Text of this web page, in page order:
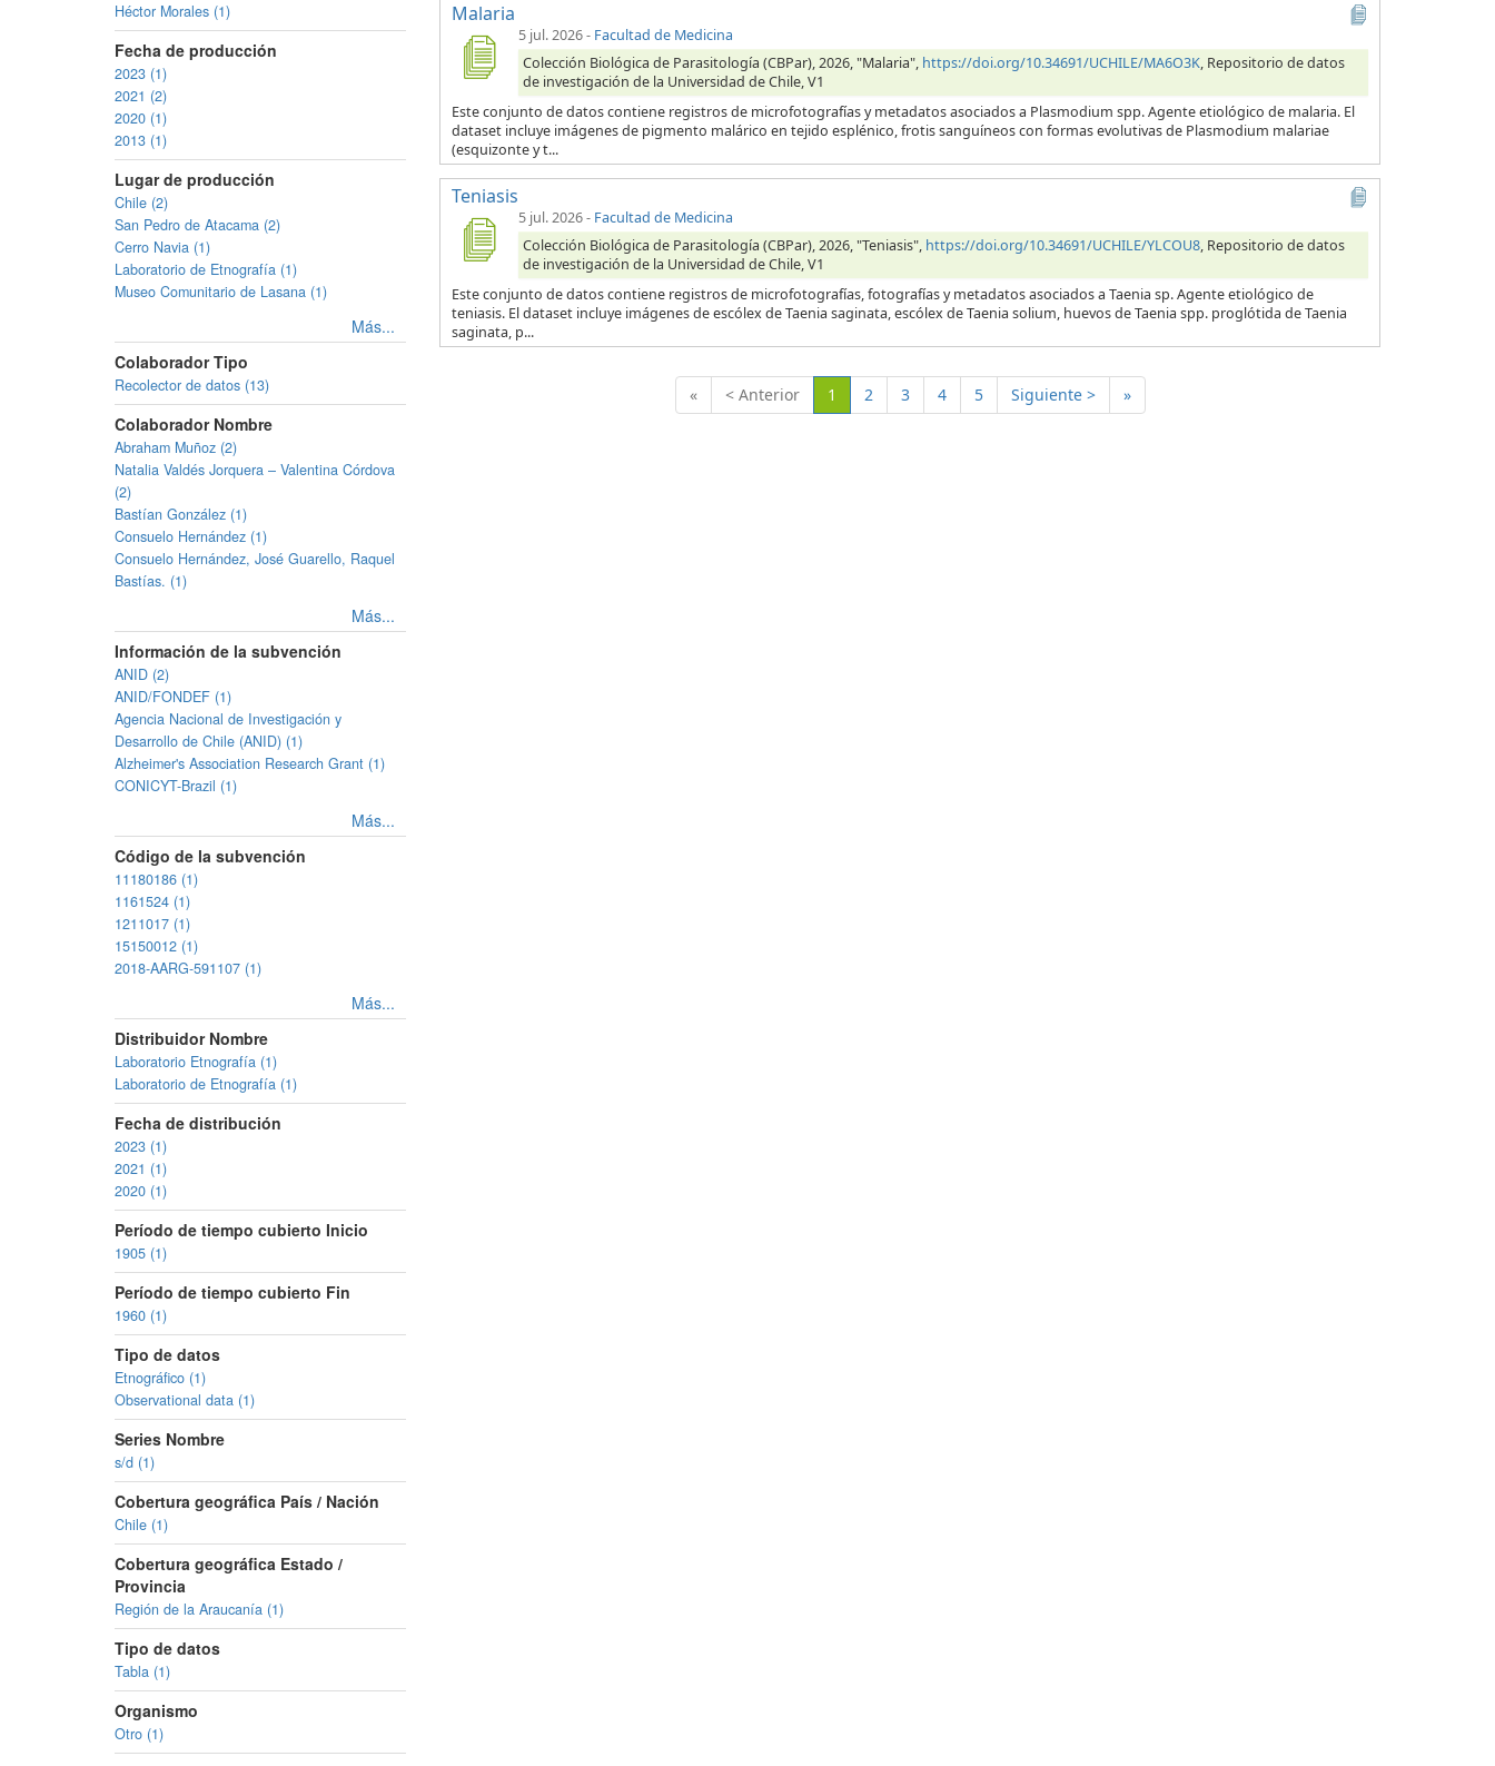
Héctor Morales (1)
Fecha de producción
2023 (1)
2021 (2)
2020 (1)
2013 (1)
Lugar de producción
Chile (2)
San Pedro de Atacama (2)
Cerro Navia (1)
Laboratorio de Etnografía (1)
Museo Comunitario de Lasana (1)
Más...
Colaborador Tipo
Recolector de datos (13)
Colaborador Nombre
Abraham Muñoz (2)
Natalia Valdés Jorquera – Valentina Córdova
(2)
Bastían González (1)
Consuelo Hernández (1)
Consuelo Hernández, José Guarello, Raquel
Bastías. (1)
Más...
Información de la subvención
ANID (2)
ANID/FONDEF (1)
Agencia Nacional de Investigación y
Desarrollo de Chile (ANID) (1)
Alzheimer's Association Research Grant (1)
CONICYT-Brazil (1)
Más...
Código de la subvención
11180186 (1)
1161524 (1)
1211017 (1)
15150012 (1)
2018-AARG-591107 (1)
Más...
Distribuidor Nombre
Laboratorio Etnografía (1)
Laboratorio de Etnografía (1)
Fecha de distribución
2023 (1)
2021 (1)
2020 (1)
Período de tiempo cubierto Inicio
1905 (1)
Período de tiempo cubierto Fin
1960 (1)
Tipo de datos
Etnográfico (1)
Observational data (1)
Series Nombre
s/d (1)
Cobertura geográfica País / Nación
Chile (1)
Cobertura geográfica Estado /
Provincia
Región de la Araucanía (1)
Tipo de datos
Tabla (1)
Organismo
Otro (1)
Malaria
5 jul. 2026- Facultad de Medicina
Colección Biológica de Parasitología (CBPar), 2026, "Malaria", https://doi.org/10.34691/UCHILE/MA6O3K, Repositorio de datos
de investigación de la Universidad de Chile, V1
Este conjunto de datos contiene registros de microfotografías y metadatos asociados a Plasmodium spp. Agente etiológico de malaria. El
dataset incluye imágenes de pigmento malárico en tejido esplénico, frotis sanguíneos con formas evolutivas de Plasmodium malariae
(esquizonte y t...
Teniasis
5 jul. 2026- Facultad de Medicina
Colección Biológica de Parasitología (CBPar), 2026, "Teniasis", https://doi.org/10.34691/UCHILE/YLCOU8, Repositorio de datos
de investigación de la Universidad de Chile, V1
Este conjunto de datos contiene registros de microfotografías, fotografías y metadatos asociados a Taenia sp. Agente etiológico de
teniasis. El dataset incluye imágenes de escólex de Taenia saginata, escólex de Taenia solium, huevos de Taenia spp. proglótida de Taenia
saginata, p...
« < Anterior 1 (Actual)
2 3 4 5 Siguiente > »